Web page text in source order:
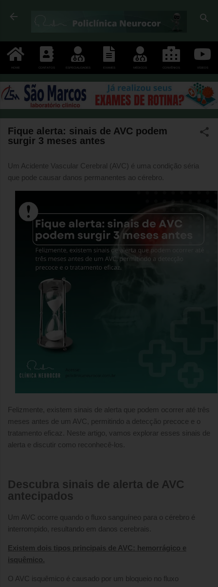
HOME CONTATOS ESPECIALIDADES EXAMES MÉDICOS CONVÊNIOS VÍDEOS
Fique alerta: sinais de AVC podem
surgir 3 meses antes
Um Acidente Vascular Cerebral (AVC) é uma condição séria
que pode causar danos permanentes ao cérebro.
Felizmente, existem sinais de alerta que podem ocorrer até três
meses antes de um AVC, permitindo a detecção precoce e o
tratamento eficaz. Neste artigo, vamos explorar esses sinais de
alerta e discutir como reconhecê-los.
Descubra sinais de alerta de AVC
antecipados
Um AVC ocorre quando o fluxo sanguíneo para o cérebro é
interrompido, resultando em danos cerebrais.
Existem dois tipos principais de AVC: hemorrágico e
isquêmico.
O AVC isquêmico é causado por um bloqueio no fluxo